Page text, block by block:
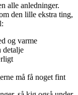
alle anledninger.
den lille ekstra ting,
og varme
detalje
må få noget fint